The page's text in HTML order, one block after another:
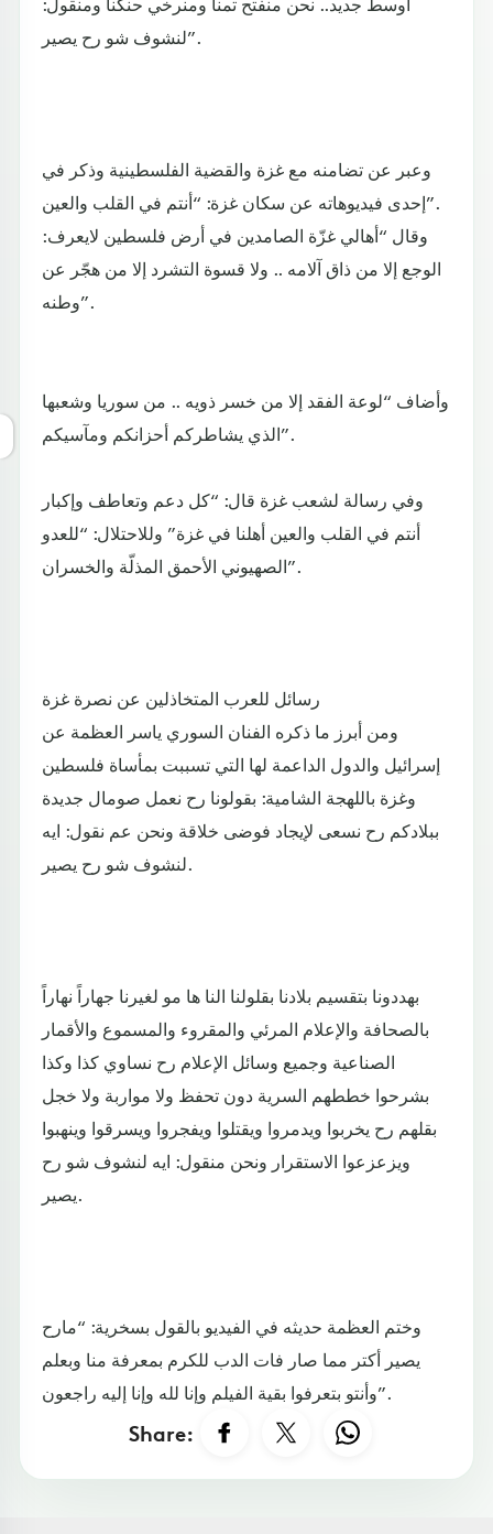
لنشوف شو رح يصير”.
وعبر عن تضامنه مع غزة والقضية الفلسطينية وذكر في
إحدى فيديوهاته عن سكان غزة: “أنتم في القلب والعين”.
:وقال “أهالي غزّة الصامدين في أرض فلسطين لايعرف
الوجع إلا من ذاق آلامه .. ولا قسوة التشرد إلا من هجّر عن
وطنه”.
وأضاف “لوعة الفقد إلا من خسر ذويه .. من سوريا وشعبها
الذي يشاطركم أحزانكم ومآسيكم”.
وفي رسالة لشعب غزة قال: “كل دعم وتعاطف وإكبار
أنتم في القلب والعين أهلنا في غزة” وللاحتلال: “للعدو
الصهيوني الأحمق المذلّة والخسران”.
رسائل للعرب المتخاذلين عن نصرة غزة
ومن أبرز ما ذكره الفنان السوري ياسر العظمة عن
إسرائيل والدول الداعمة لها التي تسببت بمأساة فلسطين
وغزة باللهجة الشامية: بقولونا رح نعمل صومال جديدة
ببلادكم رح نسعى لإيجاد فوضى خلاقة ونحن عم نقول: ايه
لنشوف شو رح يصير.
بهددونا بتقسيم بلادنا بقلولنا النا ها مو لغيرنا جهاراً نهاراً
بالصحافة والإعلام المرئي والمقروء والمسموع والأقمار
الصناعية وجميع وسائل الإعلام رح نساوي كذا وكذا
بشرحوا خططهم السرية دون تحفظ ولا مواربة ولا خجل
بقلهم رح يخربوا ويدمروا ويقتلوا ويفجروا ويسرقوا وينهبوا
ويزعزعوا الاستقرار ونحن منقول: ايه لنشوف شو رح
يصير.
وختم العظمة حديثه في الفيديو بالقول بسخرية: “مارح
يصير أكتر مما صار فات الدب للكرم بمعرفة منا وبعلم
وأنتو بتعرفوا بقية الفيلم وإنا لله وإنا إليه راجعون”.
Share: